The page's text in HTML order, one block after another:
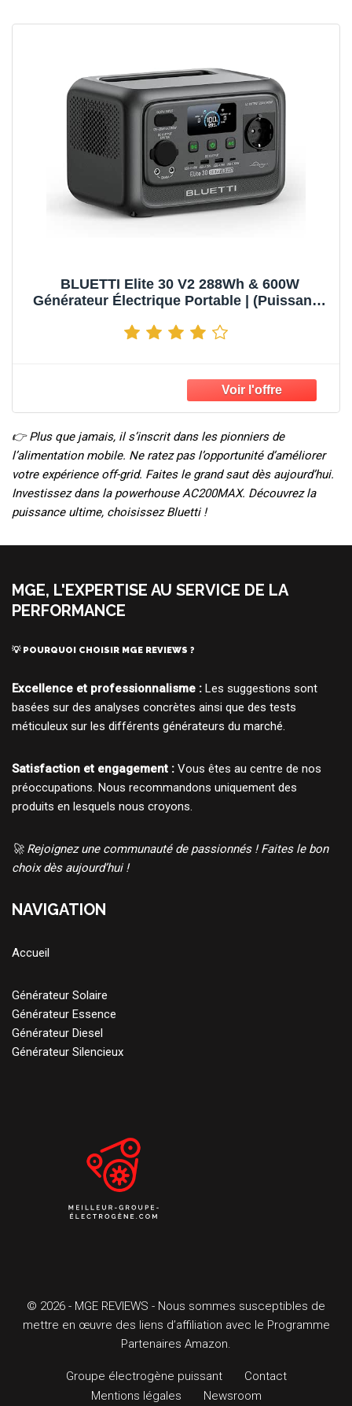
BLUETTI Elite 30 V2 288Wh & 600W
Générateur Électrique Portable | (Puissance
70 min, Solaire/CAC/Voiture, Pour Camping,
👉 Plus que jamais, il s’inscrit dans les pionniers de
l’alimentation mobile. Ne ratez pas l’opportunité d’améliorer
votre expérience off-grid. Faites le grand saut dès aujourd’hui.
Investissez dans la powerhouse AC200MAX. Découvrez la
puissance ultime, choisissez Bluetti !
MGE, L'EXPERTISE AU SERVICE DE LA
PERFORMANCE
💡 POURQUOI CHOISIR MGE REVIEWS ?
Excellence et professionnalisme : Les suggestions sont
basées sur des analyses concrètes ainsi que des tests
méticuleux sur les différents générateurs du marché.
Satisfaction et engagement : Vous êtes au centre de nos
préoccupations. Nous recommandons uniquement des
produits en lesquels nous croyons.
🚀 Rejoignez une communauté de passionnés ! Faites le bon
choix dès aujourd’hui !
NAVIGATION
Accueil
Générateur Solaire
Générateur Essence
Générateur Diesel
Générateur Silencieux
© 2026 - MGE REVIEWS - Nous sommes susceptibles de
mettre en œuvre des liens d’affiliation avec le Programme
Partenaires Amazon.
Groupe électrogène puissant
Contact
Mentions légales
Newsroom